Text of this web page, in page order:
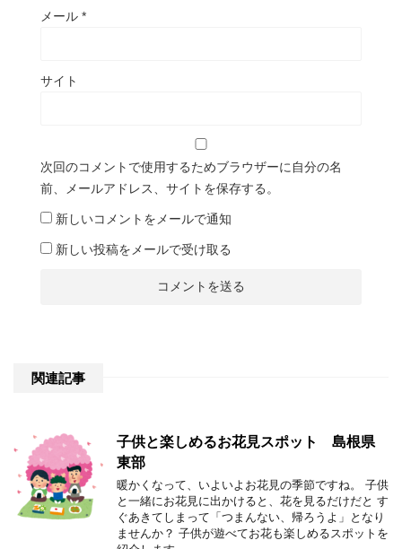
メール *
サイト
次回のコメントで使用するためブラウザーに自分の名
前、メールアドレス、サイトを保存する。
新しいコメントをメールで通知
新しい投稿をメールで受け取る
関連記事
子供と楽しめるお花見スポット 島根県
東部
暖かくなって、いよいよお花見の季節ですね。 子供
と一緒にお花見に出かけると、花を見るだけだと す
ぐあきてしまって「つまんない、帰ろうよ」となり
ませんか？ 子供が遊べてお花も楽しめるスポットを